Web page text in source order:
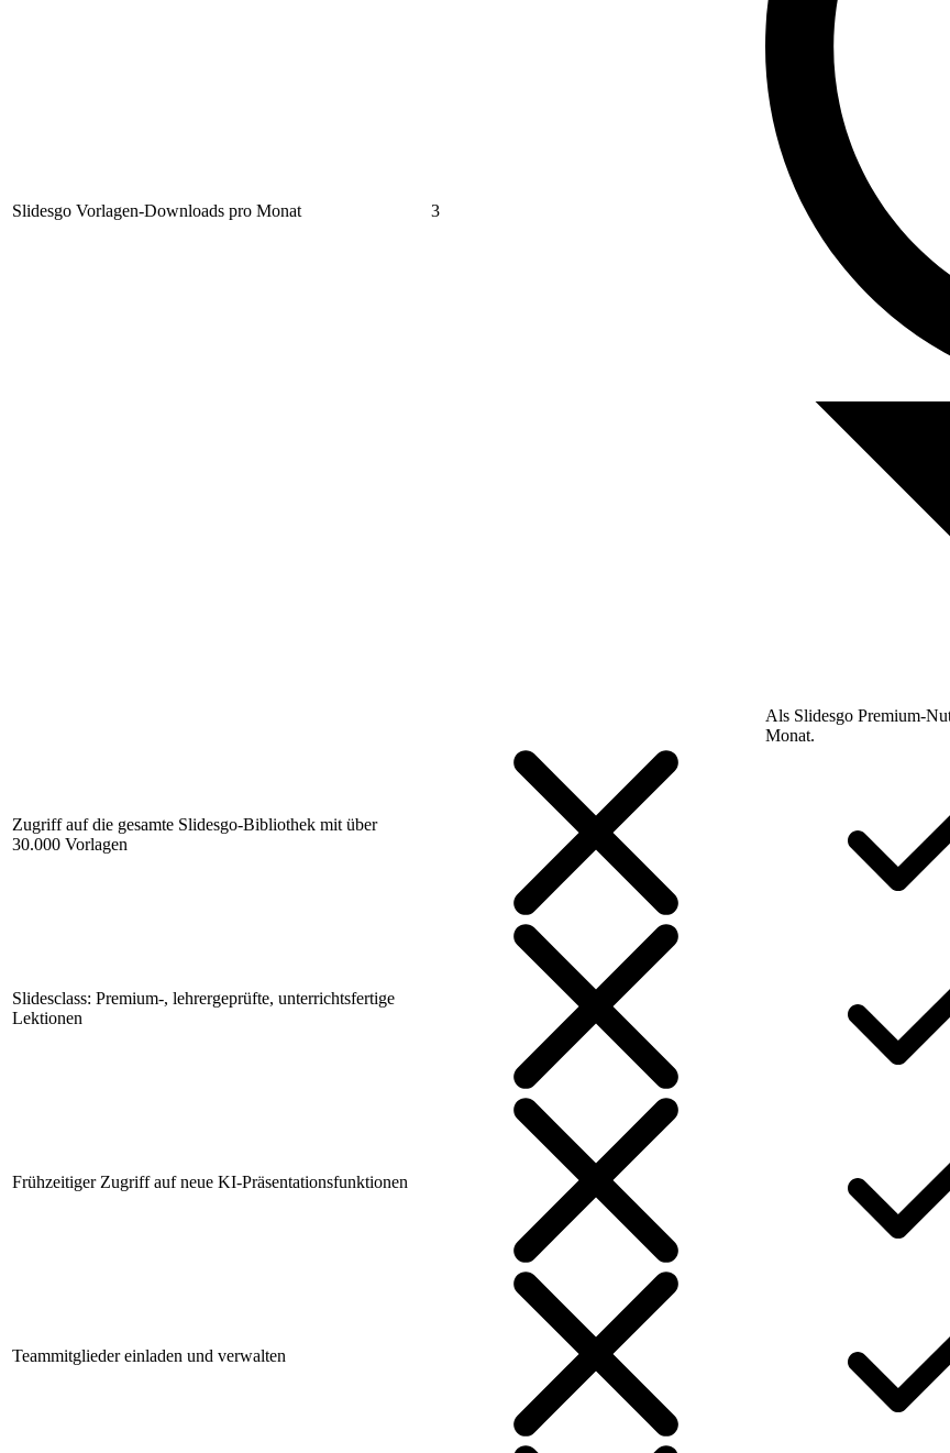
Slidesgo Vorlagen-Downloads pro Monat 3
Als Slidesgo Premium-
Monat.
Zugriff auf die gesamte Slidesgo-Bibliothek mit über
30.000 Vorlagen
Slidesclass: Premium-, lehrergeprüfte, unterrichtsfertige
Lektionen
Frühzeitiger Zugriff auf neue KI-Präsentationsfunktionen
Teammitglieder einladen und verwalten